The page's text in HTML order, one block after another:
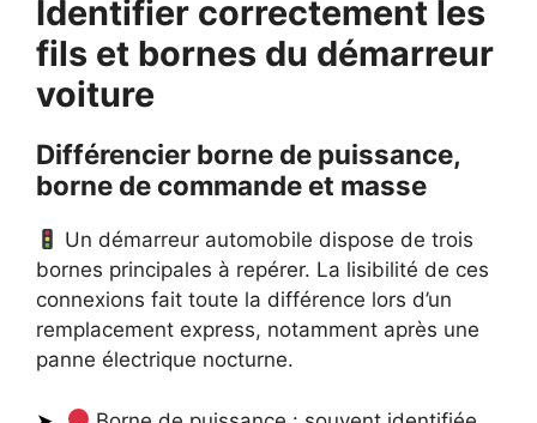
Identifier correctement les
fils et bornes du démarreur
voiture
Différencier borne de puissance,
borne de commande et masse
Un démarreur automobile dispose de trois
bornes principales à repérer. La lisibilité de ces
connexions fait toute la différence lors d’un
remplacement express, notamment après une
panne électrique nocturne.